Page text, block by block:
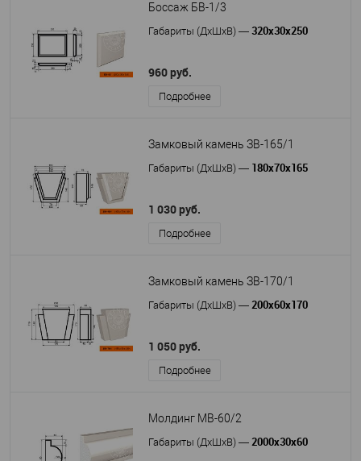
Боссаж БВ-1/3
Габариты (ДхШхВ) — 320х30х250
960 руб.
Подробнее
Замковый камень ЗВ-165/1
Габариты (ДхШхВ) — 180х70х165
1 030 руб.
Подробнее
Замковый камень ЗВ-170/1
Габариты (ДхШхВ) — 200х60х170
1 050 руб.
Подробнее
Молдинг МВ-60/2
Габариты (ДхШхВ) — 2000х30х60